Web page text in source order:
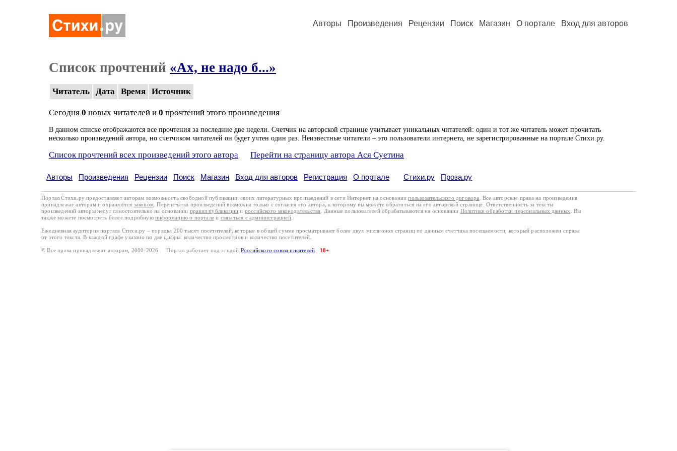
Авторы Произведения Рецензии Поиск Магазин О портале Вход для авторов
Список прочтений «Ах, не надо б...»
Читатель Дата Время Источник
Сегодня 0 новых читателей и 0 прочтений этого произведения
В данном списке отображаются все прочтения за последние две недели. Счетчик на авторской странице учитывает уникальных читателей: один и тот же читатель может прочитать
несколько произведений автора, но счетчиком читателей он будет учтен один раз. Неизвестные читатели – это пользователи интернета, не зарегистрированные на портале Стихи.ру.
Список прочтений всех произведений этого автора Перейти на страницу автора Ася Суетина
Авторы Произведения Рецензии Поиск Магазин Вход для авторов Регистрация О портале Стихи.ру Проза.ру
Портал Стихи.ру предоставляет авторам возможность свободной публикации своих литературных произведений в сети Интернет на основаниипользовательского договора
. Все авторские права на произведения
принадлежат авторам и охраняются законом . Перепечатка произведений возможна только с согласия его автора, к которому вы можете обратиться на его авторской странице. Ответственность за тексты
произведений авторы несут самостоятельно на основании правил публикации и российского законодательства . Данные пользователей обрабатываются на основании Политики обработки персональных данных
. Вы
также можете посмотреть более подробную информацию о портале и связаться с администрацией.
Ежедневная аудитория портала Стихи.ру – порядка 200 тысяч посетителей, которые в общей сумме просматривают более двух миллионов страниц по данным счетчика посещаемости, который расположен справа
от этого текста. В каждой графе указано по две цифры: количество просмотров и количество посетителей.
© Все права принадлежат авторам, 2000-2026 Портал работает под эгидой Российского союза писателей 18+